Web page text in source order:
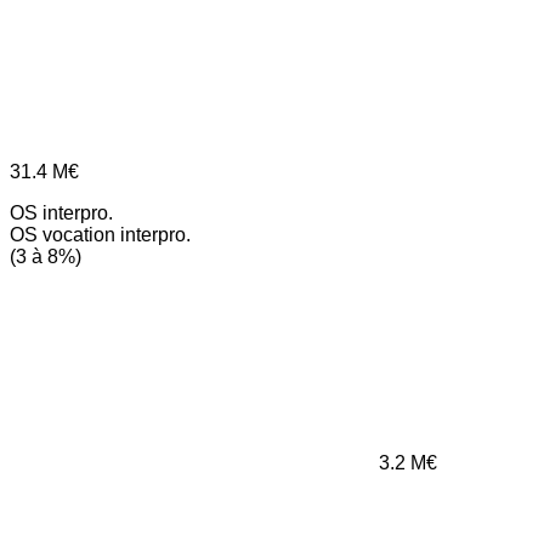
31.4 M€
OS interpro.
OS vocation interpro.
(3 à 8%)
3.2 M€